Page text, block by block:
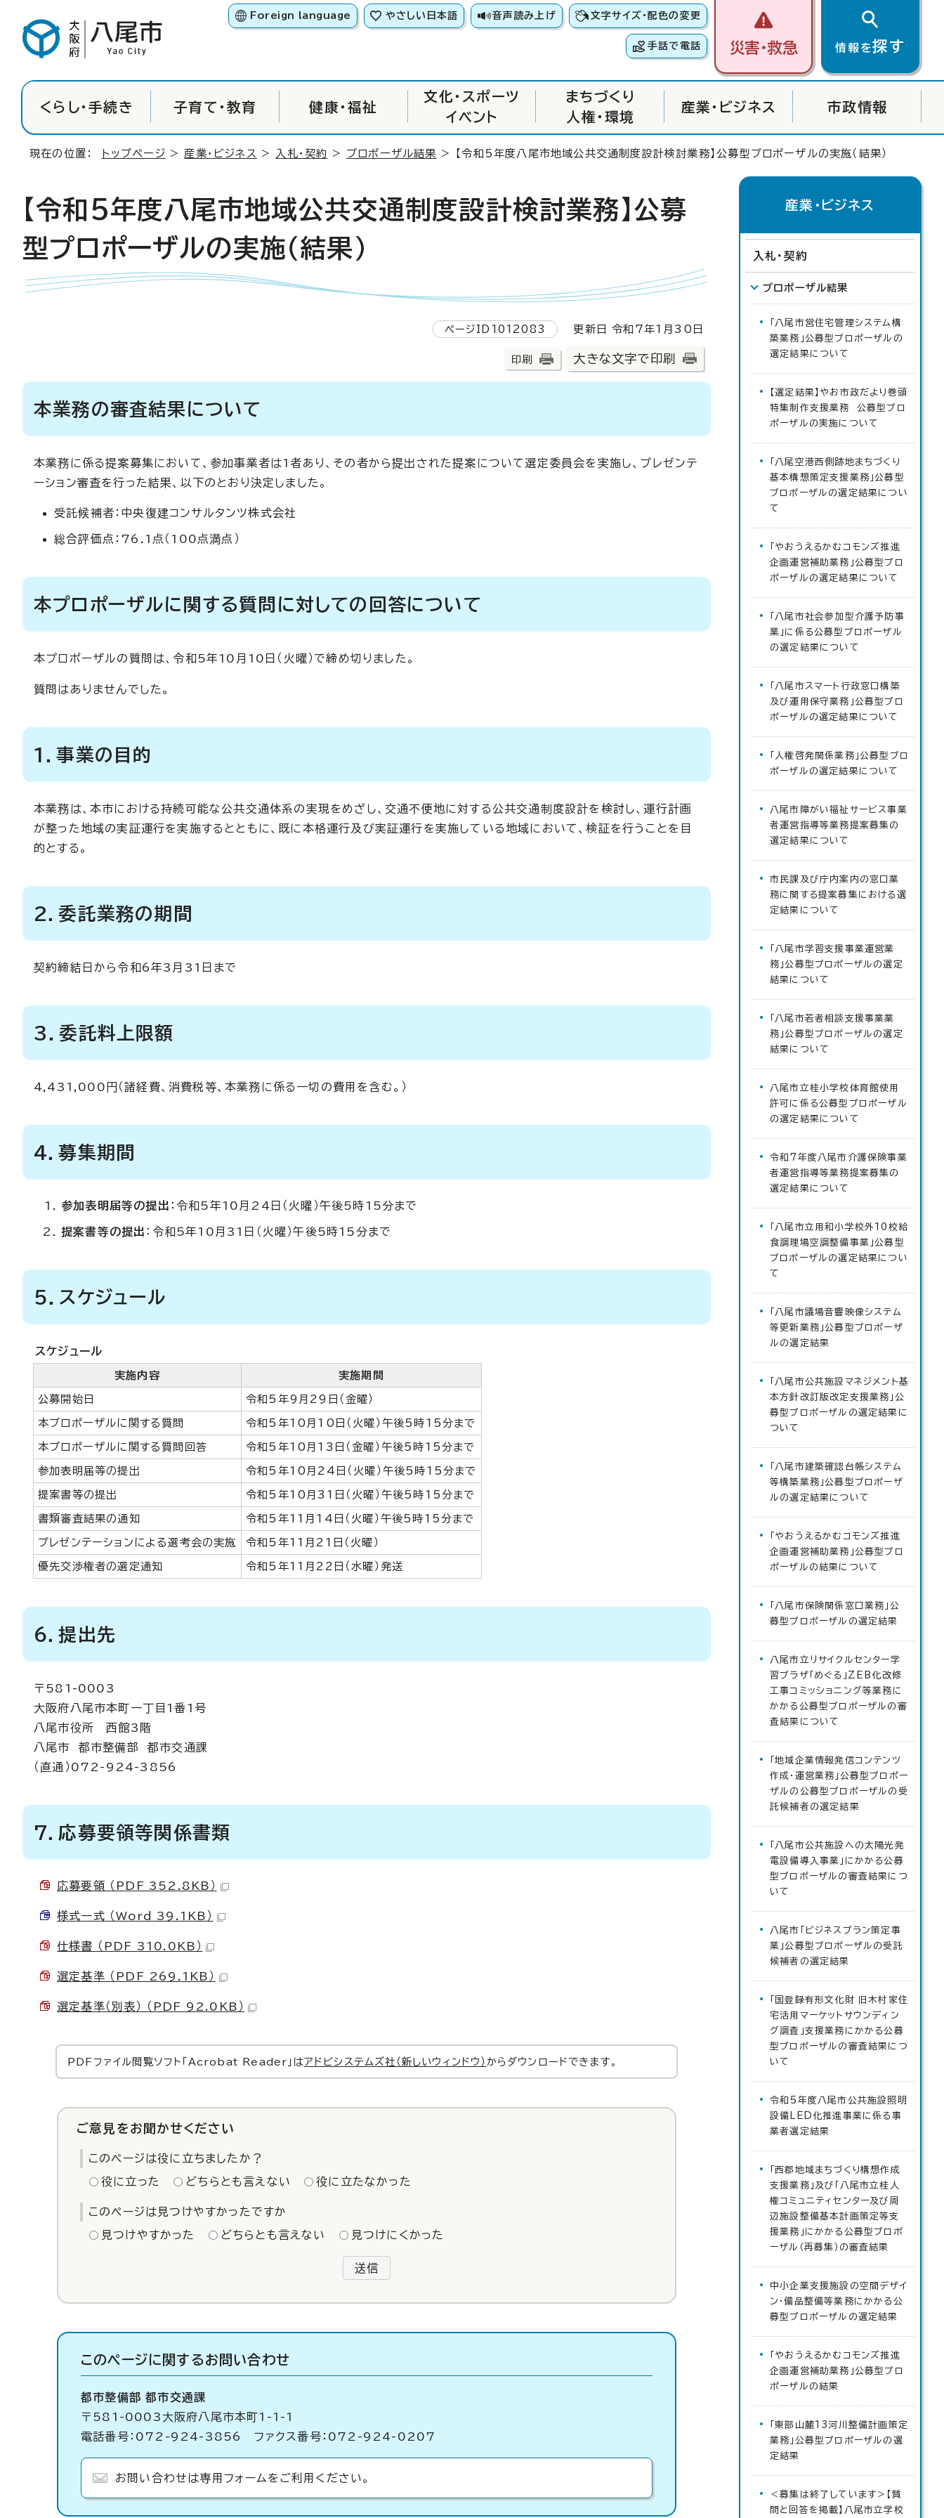
Foreign language やさしい日本語 音声読み上げ 文字サイズ・配色の変更
手話で電話 災害・救急 情報を探す
くらし・手続き 子育て・教育 健康・福祉
文化・スポーツ
イベント
まちづくり
人権・環境
産業・ビジネス 市政情報
現在の位置： トップページ > 産業・ビジネス > 入札・契約 > プロポーザル結果 > 【令和5年度八尾市地域公共交通制度設計検討業務】公募型プロポーザルの実施（結果）
【令和5年度八尾市地域公共交通制度設計検討業務】公募
型プロポーザルの実施（結果）
ページID1012083 更新日 令和7年1月30日
印刷 大きな文字で印刷
本業務の審査結果について
本業務に係る提案募集において、参加事業者は1者あり、その者から提出された提案について選定委員会を実施し、プレゼンテ
ーション審査を行った結果、以下のとおり決定しました。
受託候補者：中央復建コンサルタンツ株式会社
総合評価点：76.1点（100点満点）
本プロポーザルに関する質問に対しての回答について
本プロポーザルの質問は、令和5年10月10日（火曜）で締め切りました。
質問はありませんでした。
1．事業の目的
本業務は、本市における持続可能な公共交通体系の実現をめざし、交通不便地に対する公共交通制度設計を検討し、運行計画
が整った地域の実証運行を実施するとともに、既に本格運行及び実証運行を実施している地域において、検証を行うことを目
的とする。
2．委託業務の期間
契約締結日から令和6年3月31日まで
3．委託料上限額
4,431,000円（諸経費、消費税等、本業務に係る一切の費用を含む。）
4．募集期間
参加表明届等の提出 ：令和5年10月24日（火曜）午後5時15分まで
提案書等の提出 ：令和5年10月31日（火曜）午後5時15分まで
5．スケジュール
スケジュール
実施内容 実施期間
公募開始日 令和5年9月29日（金曜）
本プロポーザルに関する質問 令和5年10月10日（火曜）午後5時15分まで
本プロポーザルに関する質問回答 令和5年10月13日（金曜）午後5時15分まで
参加表明届等の提出 令和5年10月24日（火曜）午後5時15分まで
提案書等の提出 令和5年10月31日（火曜）午後5時15分まで
書類審査結果の通知 令和5年11月14日（火曜）午後5時15分まで
プレゼンテーションによる選考会の実施 令和5年11月21日（火曜）
優先交渉権者の選定通知 令和5年11月22日（水曜）発送
6．提出先
〒581-0003
大阪府八尾市本町一丁目1番1号
八尾市役所 西館3階
八尾市 都市整備部 都市交通課
（直通）072-924-3856
7．応募要領等関係書類
応募要領 （PDF 352.8KB）
様式一式 （Word 39.1KB）
仕様書 （PDF 310.0KB）
選定基準 （PDF 269.1KB）
選定基準（別表） （PDF 92.0KB）
PDFファイル閲覧ソフト「Acrobat Reader」はアドビシステムズ社（新しいウィンドウ） からダウンロードできます。
ご意見をお聞かせください
このページは役に立ちましたか？
役に立った どちらとも言えない 役に立たなかった
このページは見つけやすかったですか
見つけやすかった どちらとも言えない 見つけにくかった
送信
このページに関するお問い合わせ
都市整備部 都市交通課
〒581-0003大阪府八尾市本町1-1-1
電話番号：072-924-3856 ファクス番号：072-924-0207
お問い合わせは専用フォームをご利用ください。
産業・ビジネス
入札・契約
プロポーザル結果
「八尾市営住宅管理システム構
築業務」公募型プロポーザルの
選定結果について
【選定結果】やお市政だより巻頭
特集制作支援業務 公募型プロ
ポーザルの実施について
「八尾空港西側跡地まちづくり
基本構想策定支援業務」公募型
プロポーザルの選定結果につい
て
「やおうえるかむコモンズ推進
企画運営補助業務」公募型プロ
ポーザルの選定結果について
「八尾市社会参加型介護予防事
業」に係る公募型プロポーザル
の選定結果について
「八尾市スマート行政窓口構築
及び運用保守業務」公募型プロ
ポーザルの選定結果について
「人権啓発関係業務」公募型プロ
ポーザルの選定結果について
八尾市障がい福祉サービス事業
者運営指導等業務提案募集の
選定結果について
市民課及び庁内案内の窓口業
務に関する提案募集における選
定結果について
「八尾市学習支援事業運営業
務」公募型プロポーザルの選定
結果について
「八尾市若者相談支援事業業
務」公募型プロポーザルの選定
結果について
八尾市立桂小学校体育館使用
許可に係る公募型プロポーザル
の選定結果について
令和7年度八尾市介護保険事業
者運営指導等業務提案募集の
選定結果について
「八尾市立用和小学校外10校給
食調理場空調整備事業」公募型
プロポーザルの選定結果につい
て
「八尾市議場音響映像システム
等更新業務」公募型プロポーザ
ルの選定結果
「八尾市公共施設マネジメント基
本方針改訂版改定支援業務」公
募型プロポーザルの選定結果に
ついて
「八尾市建築確認台帳システム
等構築業務」公募型プロポーザ
ルの選定結果について
「やおうえるかむコモンズ推進
企画運営補助業務」公募型プロ
ポーザルの結果について
「八尾市保険関係窓口業務」公
募型プロポーザルの選定結果
八尾市立リサイクルセンター学
習プラザ「めぐる」ZEB化改修
工事コミッショニング等業務に
かかる公募型プロポーザルの審
査結果について
「地域企業情報発信コンテンツ
作成・運営業務」公募型プロポー
ザルの公募型プロポーザルの受
託候補者の選定結果
「八尾市公共施設への太陽光発
電設備導入事業」にかかる公募
型プロポーザルの審査結果につ
いて
八尾市「ビジネスプラン策定事
業」公募型プロポーザルの受託
候補者の選定結果
「国登録有形文化財 旧木村家住
宅活用マーケットサウンディン
グ調査」支援業務にかかる公募
型プロポーザルの審査結果につ
いて
令和5年度八尾市公共施設照明
設備LED化推進事業に係る事
業者選定結果
「西郡地域まちづくり構想作成
支援業務」及び「八尾市立桂人
権コミュニティセンター及び周
辺施設整備基本計画策定等支
援業務」にかかる公募型プロポ
ーザル（再募集）の審査結果
中小企業支援施設の空間デザイ
ン・備品整備等業務にかかる公
募型プロポーザルの選定結果
「やおうえるかむコモンズ推進
企画運営補助業務」公募型プロ
ポーザルの結果
「東部山麓13河川整備計画策定
業務」公募型プロポーザルの選
定結果
＜募集は終了しています＞【質
問と回答を掲載】八尾市立学校